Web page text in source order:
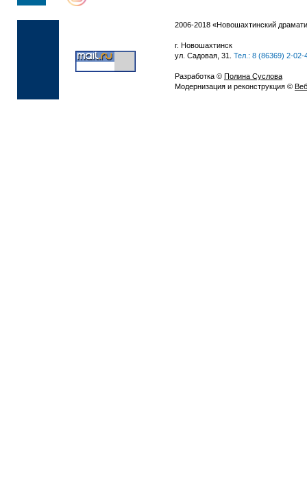
2006-2018 «Новошахтинский
г. Новошахтинск
ул. Садовая, 31. Тел.: 8 (86369) 2-02-
Разработка © Полина Суслова
Модернизация и реконструкция ©